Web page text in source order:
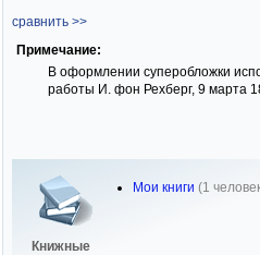
сравнить >>
Примечание:
В оформлении суперобложки
работы И. фон Рехберг, 9 марта
Книжные
Мои книги (1